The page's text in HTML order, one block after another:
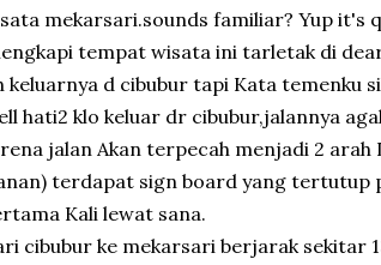
mekarsari.sounds familiar? Yup it's
tempat wisata ini tarletak di
keluarnya d cibubur tapi Kata temenku
hati2 klo keluar dr cibubur,jalannya
jalan Akan terpecah menjadi 2 arah
terdapat sign board yang tertutup
Kali lewat sana.
cibubur ke mekarsari berjarak sekitar